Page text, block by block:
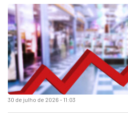
30 de julho de 2026 - 11:03